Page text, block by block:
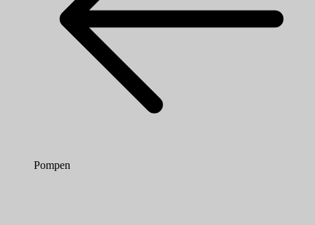
Pompen